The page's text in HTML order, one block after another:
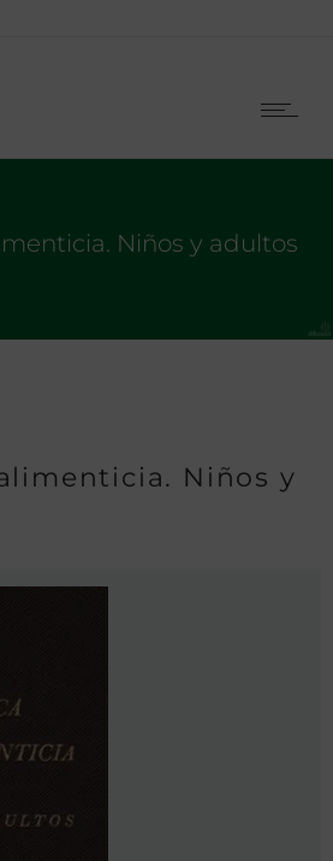
Niños y adultos
Niños y